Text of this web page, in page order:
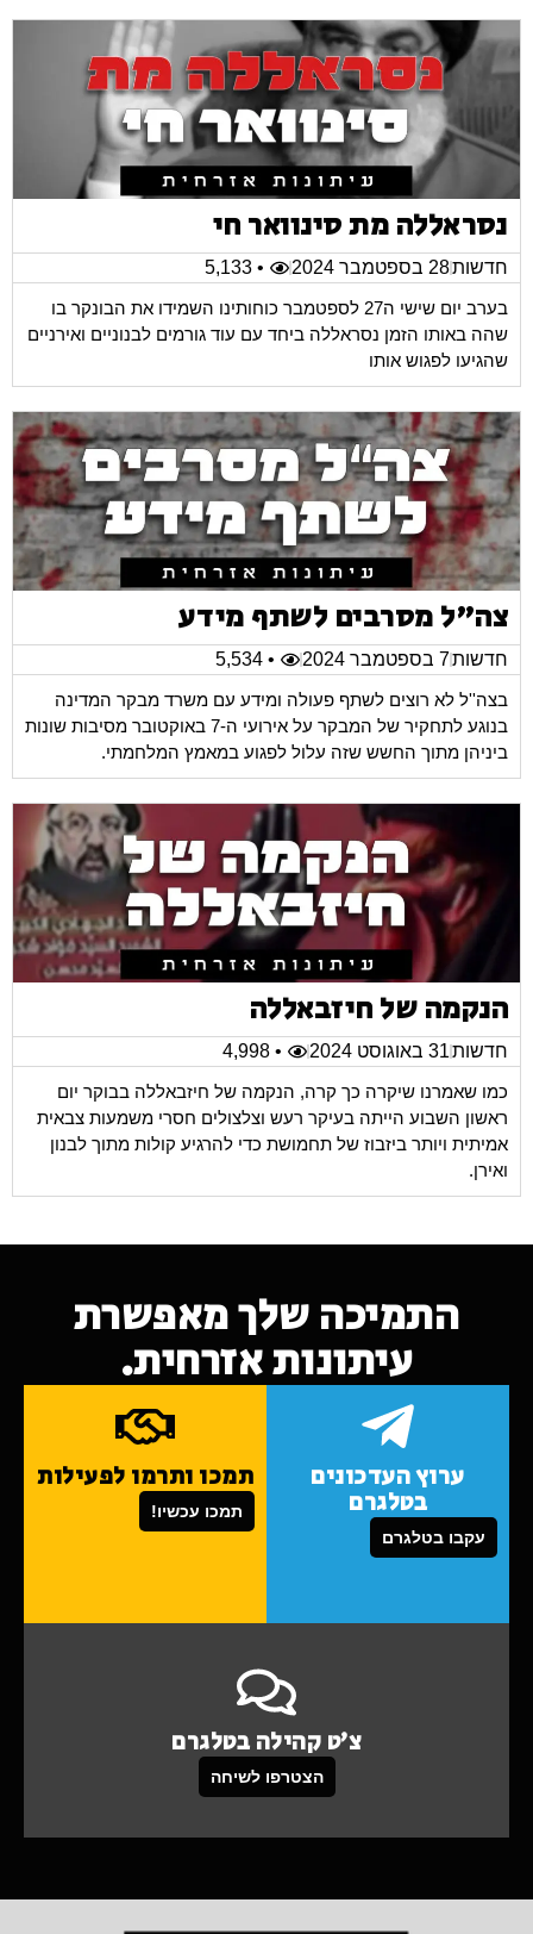
נסראללה מת סינוואר חי
חדשות28 בספטמבר 2024
• 5,133
בערב יום שישי ה27 לספטמבר כוחותינו השמידו את הבונקר בו
שהה באותו הזמן נסראללה ביחד עם עוד גורמים לבנוניים ואירניים
שהגיעו לפגוש אותו
צה"ל מסרבים לשתף מידע
חדשות7 בספטמבר 2024
• 5,534
בצה''ל לא רוצים לשתף פעולה ומידע עם משרד מבקר המדינה
בנוגע לתחקיר של המבקר על אירועי ה-7 באוקטובר מסיבות שונות
ביניהן מתוך החשש שזה עלול לפגוע במאמץ המלחמתי.
הנקמה של חיזבאללה
חדשות31 באוגוסט 2024
• 4,998
כמו שאמרנו שיקרה כך קרה, הנקמה של חיזבאללה בבוקר יום
ראשון השבוע הייתה בעיקר רעש וצלצולים חסרי משמעות צבאית
אמיתית ויותר ביזבוז של תחמושת כדי להרגיע קולות מתוך לבנון
ואירן.
התמיכה שלך מאפשרת
עיתונות אזרחית.
ערוץ העדכונים
בטלגרם
עקבו בטלגרם
תמכו ותרמו לפעילות
תמכו עכשיו!
צ'ט קהילה בטלגרם
הצטרפו לשיחה